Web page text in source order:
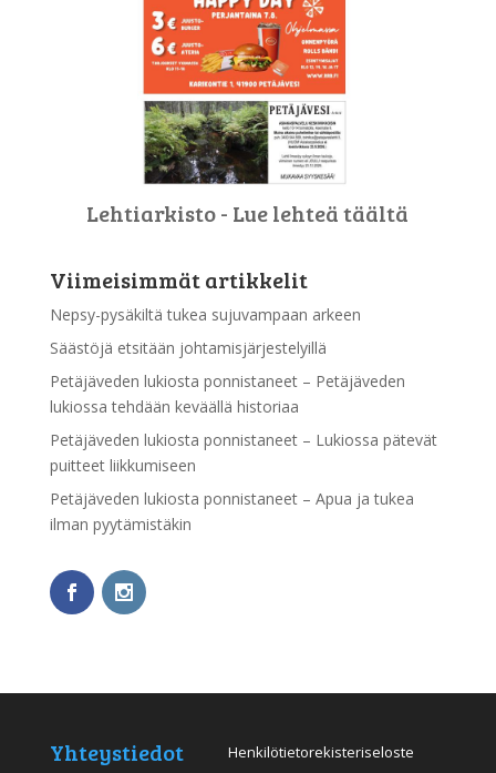
Lehtiarkisto - Lue lehteä täältä
Viimeisimmät artikkelit
Nepsy-pysäkiltä tukea sujuvampaan arkeen
Säästöjä etsitään johtamisjärjestelyillä
Petäjäveden lukiosta ponnistaneet – Petäjäveden
lukiossa tehdään keväällä historiaa
Petäjäveden lukiosta ponnistaneet – Lukiossa pätevät
puitteet liikkumiseen
Petäjäveden lukiosta ponnistaneet – Apua ja tukea
ilman pyytämistäkin
Yhteystiedot Henkilötietorekisteriseloste